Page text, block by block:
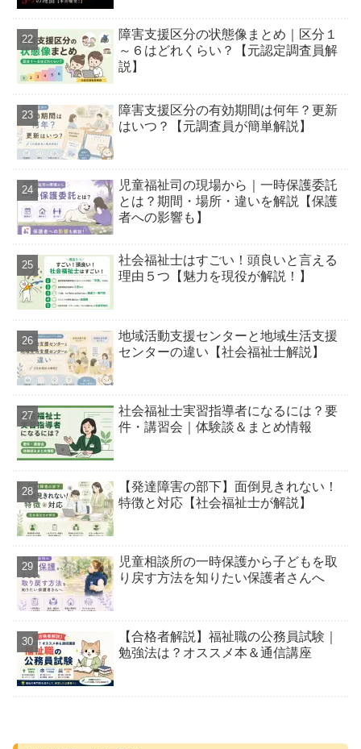
障害支援区分の状態像まとめ｜区分１
～６はどれくらい？【元認定調査員解
説】
障害支援区分の有効期間は何年？更新
はいつ？【元調査員が簡単解説】
児童福祉司の現場から｜一時保護委託
とは？期間・場所・違いを解説【保護
者への影響も】
社会福祉士はすごい！頭良いと言える
理由５つ【魅力を現役が解説！】
地域活動支援センターと地域生活支援
センターの違い【社会福祉士解説】
社会福祉士実習指導者になるには？要
件・講習会｜体験談＆まとめ情報
【発達障害の部下】面倒見きれない！
特徴と対応【社会福祉士が解説】
児童相談所の一時保護から子どもを取
り戻す方法を知りたい保護者さんへ
【合格者解説】福祉職の公務員試験｜
勉強法は？オススメ本＆通信講座